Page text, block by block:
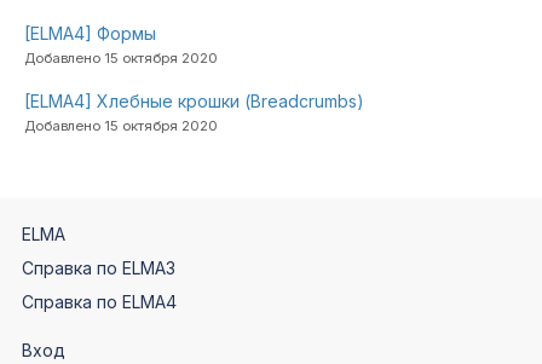
[ELMA4] Формы
Добавлено 15 октября 2020
[ELMA4] Хлебные крошки (Breadcrumbs)
Добавлено 15 октября 2020
ELMA
Справка по ELMA3
Справка по ELMA4
Вход